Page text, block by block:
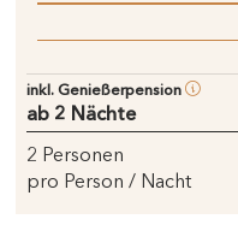
inkl. Genießerpension
ab 2 Nächte
2 Personen
pro Person / Nacht